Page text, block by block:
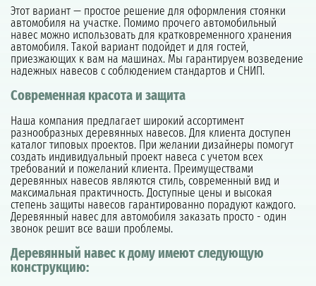
Этот вариант — простое решение для оформления стоянки
автомобиля на участке. Помимо прочего автомобильный
навес можно использовать для кратковременного хранения
автомобиля. Такой вариант подойдет и для гостей,
приезжающих к вам на машинах. Мы гарантируем возведение
надежных навесов с соблюдением стандартов и СНИП.
Современная красота и защита
Наша компания предлагает широкий ассортимент
разнообразных деревянных навесов. Для клиента доступен
каталог типовых проектов. При желании дизайнеры помогут
создать индивидуальный проект навеса с учетом всех
требований и пожеланий клиента. Преимуществами
деревянных навесов являются стиль, современный вид и
максимальная практичность. Доступные цены и высокая
степень защиты навесов гарантированно порадуют каждого.
Деревянный навес для автомобиля заказать просто - один
звонок решит все ваши проблемы.
Деревянный навес к дому имеют следующую
конструкцию: